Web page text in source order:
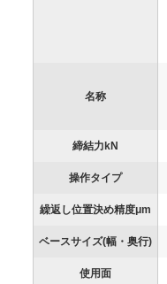
名称
締結力kN
操作タイプ
繰返し位置決め精度μm
ベースサイズ(幅・奥行)
使用面